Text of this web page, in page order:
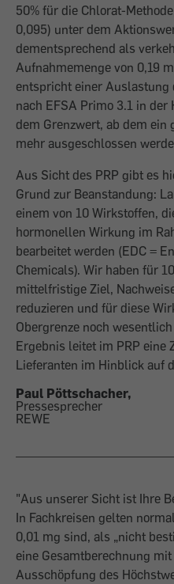
50% für die Chlorat-
0,095) unter dem
dementsprechend als
Aufnahmemenge von 0,19
entspricht einer Auslastung
nach EFSA Primo 3.1 in der
dem Grenzwert, ab dem
mehr ausgeschlossen
Aus Sicht des PRP gibt es
Grund zur Beanstandung:
einem von 10 Wirkstoffen,
hormonellen Wirkung im
bearbeitet werden (EDC =
Chemicals). Wir haben für
mittelfristige Ziel,
reduzieren und für diese
Obergrenze noch
Ergebnis leitet im PRP eine
Lieferanten im Hinblick auf
Paul Pöttschacher,
Pressesprecher
REWE
"Aus unserer Sicht ist Ihre
In Fachkreisen gelten
0,01 mg sind, als „nicht
eine Gesamtberechnung
Ausschöpfung des